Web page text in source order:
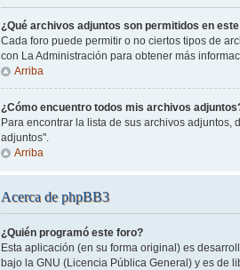
¿Qué archivos adjuntos son permitidos en
Cada foro puede permitir o no ciertos tipos de
con La Administración para obtener más
Arriba
¿Cómo encuentro todos mis archivos
Para encontrar la lista de sus archivos
adjuntos".
Arriba
Acerca de phpBB3
¿Quién programó este foro?
Esta aplicación (en su forma original) es
bajo la GNU (Licencia Pública General) y es de